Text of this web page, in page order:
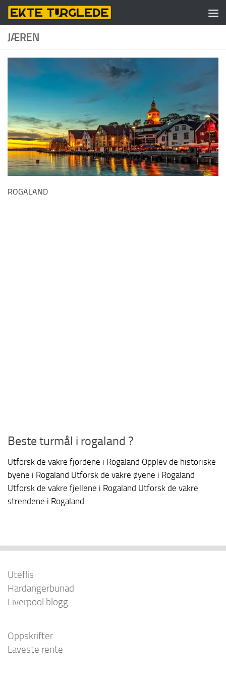
Skip to content
JÆREN
ROGALAND
Beste turmål i rogaland ?
Utforsk de vakre fjordene i Rogaland Opplev de historiske
byene i Rogaland Utforsk de vakre øyene i Rogaland
Utforsk de vakre fjellene i Rogaland Utforsk de vakre
strendene i Rogaland
Uteflis
Hardangerbunad
Liverpool blogg
Oppskrifter
Laveste rente